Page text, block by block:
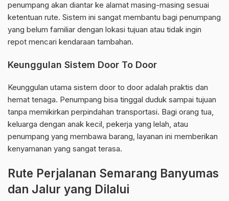
penumpang akan diantar ke alamat masing-masing sesuai
ketentuan rute. Sistem ini sangat membantu bagi penumpang
yang belum familiar dengan lokasi tujuan atau tidak ingin
repot mencari kendaraan tambahan.
Keunggulan Sistem Door To Door
Keunggulan utama sistem door to door adalah praktis dan
hemat tenaga. Penumpang bisa tinggal duduk sampai tujuan
tanpa memikirkan perpindahan transportasi. Bagi orang tua,
keluarga dengan anak kecil, pekerja yang lelah, atau
penumpang yang membawa barang, layanan ini memberikan
kenyamanan yang sangat terasa.
Rute Perjalanan Semarang Banyumas
dan Jalur yang Dilalui